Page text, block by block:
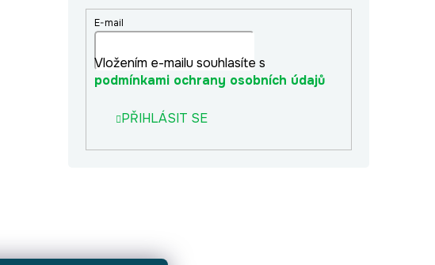
E-mail
Vložením e-mailu souhlasíte s
podmínkami ochrany osobních údajů
PŘIHLÁSIT SE